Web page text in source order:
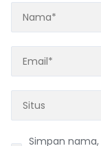
Simpan